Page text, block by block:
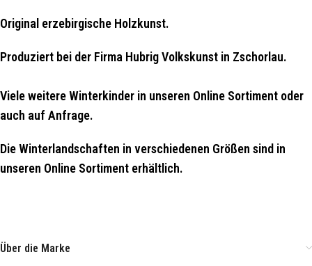
Original erzebirgische Holzkunst.
Produziert bei der Firma Hubrig Volkskunst in Zschorlau.
Viele weitere Winterkinder in unseren Online Sortiment oder
auch auf Anfrage.
Die Winterlandschaften in verschiedenen Größen sind in
unseren Online Sortiment erhältlich.
Über die Marke